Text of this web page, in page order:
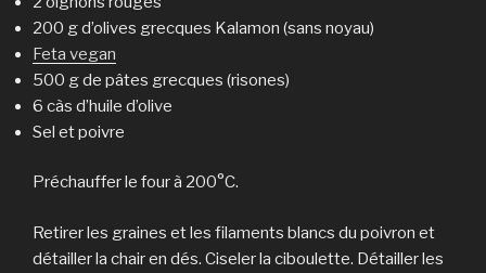
200 g d’olives grecques Kalamon (sans noyau)
Feta vegan
500 g de pâtes grecques (risones)
6 càs d’huile d’olive
Sel et poivre
Préchauffer le four à 200°C.
Retirer les graines et les filaments blancs du poivron et
détailler la chair en dés. Ciseler la ciboulette. Détailler les